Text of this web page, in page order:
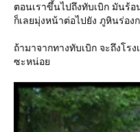
ตอนเราขึ้นไปถึงทับเบิก มันร้
ก็เลยมุ่งหน้าต่อไปยัง ภูหินร่อ
ถ้ามาจากทางทับเบิก จะถึงโร
ซะหน่อย